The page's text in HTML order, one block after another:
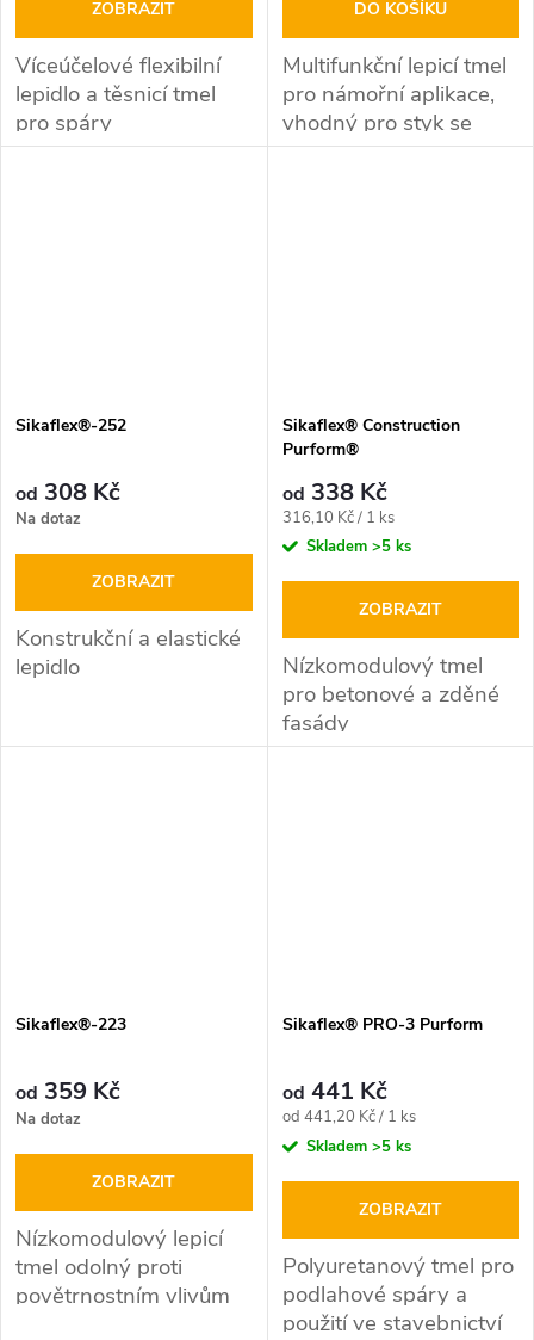
ZOBRAZIT
Víceúčelové flexibilní
lepidlo a těsnicí tmel
pro spáry
DO KOŠÍKU
Multifunkční lepicí tmel
pro námořní aplikace,
vhodný pro styk se
slanou vodou (bazény)
Sikaflex®-252
od 308 Kč
Na dotaz
ZOBRAZIT
Konstrukční a elastické
lepidlo
Sikaflex® Construction
Purform®
od 338 Kč
Měrná
cena:
316,10 Kč / 1 ks
Skladem >5 ks
ZOBRAZIT
Nízkomodulový tmel
pro betonové a zděné
fasády
Sikaflex®-223
od 359 Kč
Na dotaz
ZOBRAZIT
Nízkomodulový lepicí
tmel odolný proti
povětrnostním vlivům
Sikaflex® PRO-3 Purform
od 441 Kč
Měrná
cena:
od 441,20 Kč / 1 ks
Skladem >5 ks
ZOBRAZIT
Polyuretanový tmel pro
podlahové spáry a
použití ve stavebnictví